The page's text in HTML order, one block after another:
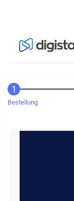
Bestellung